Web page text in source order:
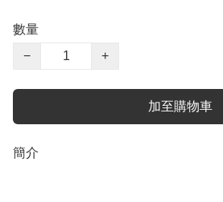
數量
−
+
加至購物車
簡介